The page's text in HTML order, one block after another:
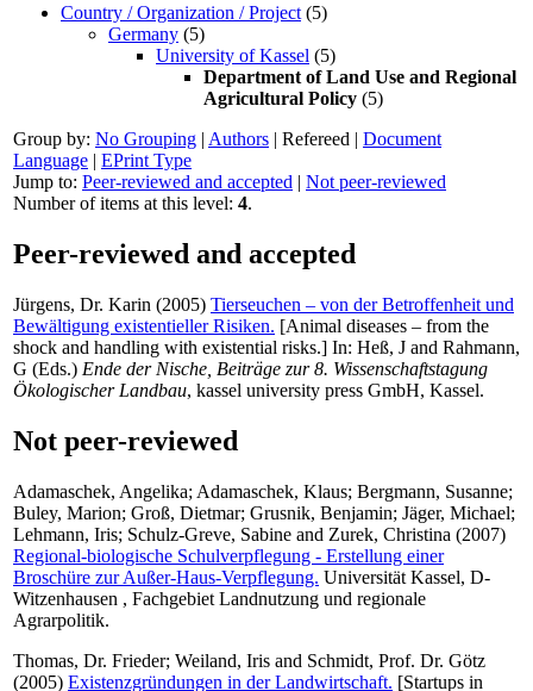
Country / Organization / Project (5)
Germany (5)
University of Kassel (5)
Department of Land Use and Regional
Agricultural Policy (5)
Group by: No Grouping | Authors | Refereed | Document
Language | EPrint Type
Jump to: Peer-reviewed and accepted | Not peer-reviewed
Number of items at this level: 4.
Peer-reviewed and accepted
Jürgens, Dr. Karin (2005) Tierseuchen – von der Betroffenheit und
Bewältigung existentieller Risiken. [Animal diseases – from the
shock and handling with existential risks.] In: Heß, J and Rahmann,
G (Eds.) Ende der Nische, Beiträge zur 8. Wissenschaftstagung
Ökologischer Landbau, kassel university press GmbH, Kassel.
Not peer-reviewed
Adamaschek, Angelika; Adamaschek, Klaus; Bergmann, Susanne;
Buley, Marion; Groß, Dietmar; Grusnik, Benjamin; Jäger, Michael;
Lehmann, Iris; Schulz-Greve, Sabine and Zurek, Christina (2007)
Regional-biologische Schulverpflegung - Erstellung einer
Broschüre zur Außer-Haus-Verpflegung. Universität Kassel, D-
Witzenhausen , Fachgebiet Landnutzung und regionale
Agrarpolitik.
Thomas, Dr. Frieder; Weiland, Iris and Schmidt, Prof. Dr. Götz
(2005) Existenzgründungen in der Landwirtschaft. [Startups in